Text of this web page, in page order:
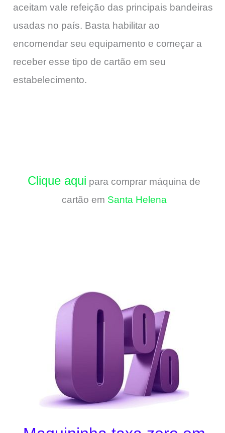
aceitam vale refeição das principais bandeiras
usadas no país. Basta habilitar ao
encomendar seu equipamento e começar a
receber esse tipo de cartão em seu
estabelecimento.
Clique aqui para comprar máquina de
cartão em Santa Helena